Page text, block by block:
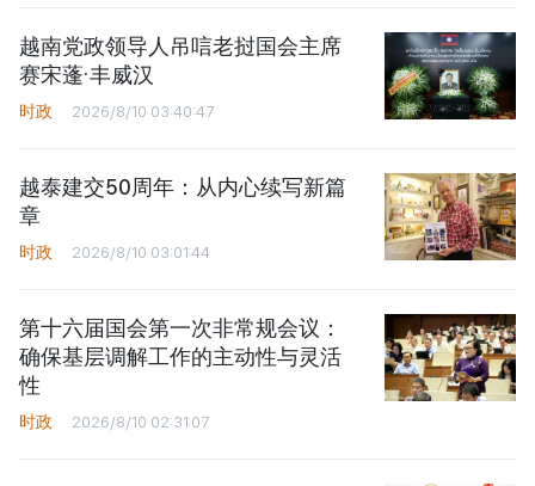
越南党政领导人吊唁老挝国会主席
赛宋蓬·丰威汉
时政 2026/8/10 03:40:47
越泰建交50周年：从内心续写新篇
章
时政 2026/8/10 03:01:44
第十六届国会第一次非常规会议：
确保基层调解工作的主动性与灵活
性
时政 2026/8/10 02:31:07